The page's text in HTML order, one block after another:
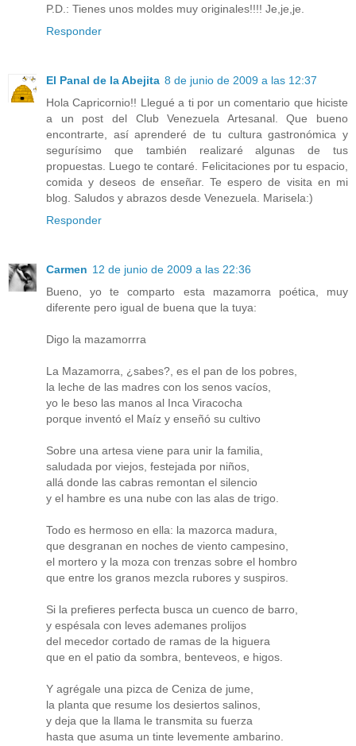
P.D.: Tienes unos moldes muy originales!!!! Je,je,je.
Responder
El Panal de la Abejita 8 de junio de 2009 a las 12:37
Hola Capricornio!! Llegué a ti por un comentario que hiciste
a un post del Club Venezuela Artesanal. Que bueno
encontrarte, así aprenderé de tu cultura gastronómica y
segurísimo que también realizaré algunas de tus
propuestas. Luego te contaré. Felicitaciones por tu espacio,
comida y deseos de enseñar. Te espero de visita en mi
blog. Saludos y abrazos desde Venezuela. Marisela:)
Responder
Carmen 12 de junio de 2009 a las 22:36
Bueno, yo te comparto esta mazamorra poética, muy
diferente pero igual de buena que la tuya:
Digo la mazamorrra
La Mazamorra, ¿sabes?, es el pan de los pobres,
la leche de las madres con los senos vacíos,
yo le beso las manos al Inca Viracocha
porque inventó el Maíz y enseñó su cultivo
Sobre una artesa viene para unir la familia,
saludada por viejos, festejada por niños,
allá donde las cabras remontan el silencio
y el hambre es una nube con las alas de trigo.
Todo es hermoso en ella: la mazorca madura,
que desgranan en noches de viento campesino,
el mortero y la moza con trenzas sobre el hombro
que entre los granos mezcla rubores y suspiros.
Si la prefieres perfecta busca un cuenco de barro,
y espésala con leves ademanes prolijos
del mecedor cortado de ramas de la higuera
que en el patio da sombra, benteveos, e higos.
Y agrégale una pizca de Ceniza de jume,
la planta que resume los desiertos salinos,
y deja que la llama le transmita su fuerza
hasta que asuma un tinte levemente ambarino.